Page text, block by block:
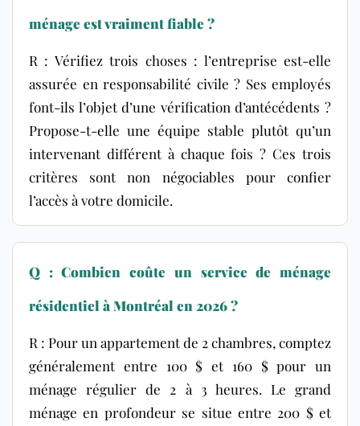
ménage est vraiment fiable ?
R : Vérifiez trois choses : l’entreprise est-elle
assurée en responsabilité civile ? Ses employés
font-ils l’objet d’une vérification d’antécédents ?
Propose-t-elle une équipe stable plutôt qu’un
intervenant différent à chaque fois ? Ces trois
critères sont non négociables pour confier
l’accès à votre domicile.
Q : Combien coûte un service de ménage
résidentiel à Montréal en 2026 ?
R : Pour un appartement de 2 chambres, comptez
généralement entre 100 $ et 160 $ pour un
ménage régulier de 2 à 3 heures. Le grand
ménage en profondeur se situe entre 200 $ et